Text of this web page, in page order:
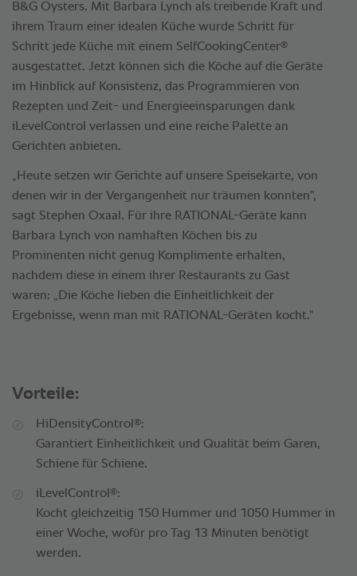
B&G Oysters. Mit Barbara Lynch als treibende Kraft und
ihrem Traum einer idealen Küche wurde Schritt für
Schritt jede Küche mit einem SelfCookingCenter®
ausgestattet. Jetzt können sich die Köche auf die Geräte
im Hinblick auf Konsistenz, das Programmieren von
Rezepten und Zeit- und Energieeinsparungen dank
iLevelControl verlassen und eine reiche Palette an
Gerichten anbieten.
„Heute setzen wir Gerichte auf unsere Speisekarte, von
denen wir in der Vergangenheit nur träumen konnten",
sagt Stephen Oxaal. Für ihre RATIONAL-Geräte kann
Barbara Lynch von namhaften Köchen bis zu
Prominenten nicht genug Komplimente erhalten,
nachdem diese in einem ihrer Restaurants zu Gast
waren: „Die Köche lieben die Einheitlichkeit der
Ergebnisse, wenn man mit RATIONAL-Geräten kocht."
Vorteile:
HiDensityControl ®:
Garantiert Einheitlichkeit und Qualität beim Garen,
Schiene für Schiene.
iLevelControl ®:
Kocht gleichzeitig 150 Hummer und 1050 Hummer in
einer Woche, wofür pro Tag 13 Minuten benötigt
werden.